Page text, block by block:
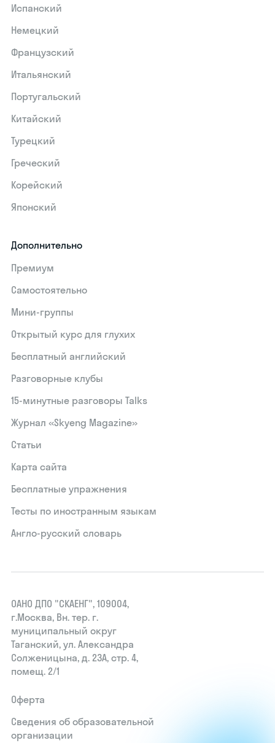
Испанский
Немецкий
Французский
Итальянский
Португальский
Китайский
Турецкий
Греческий
Корейский
Японский
Дополнительно
Премиум
Самостоятельно
Мини-группы
Открытый курс для глухих
Бесплатный английский
Разговорные клубы
15‑минутные разговоры Talks
Журнал «Skyeng Magazine»
Статьи
Карта сайта
Бесплатные упражнения
Тесты по иностранным языкам
Англо-русский словарь
ОАНО ДПО "СКАЕНГ", 109004,
г.Москва, Вн. тер. г.
муниципальный округ
Таганский, ул. Александра
Солженицына, д. 23А, стр. 4,
помещ. 2/1
Оферта
Сведения об образовательной
организации